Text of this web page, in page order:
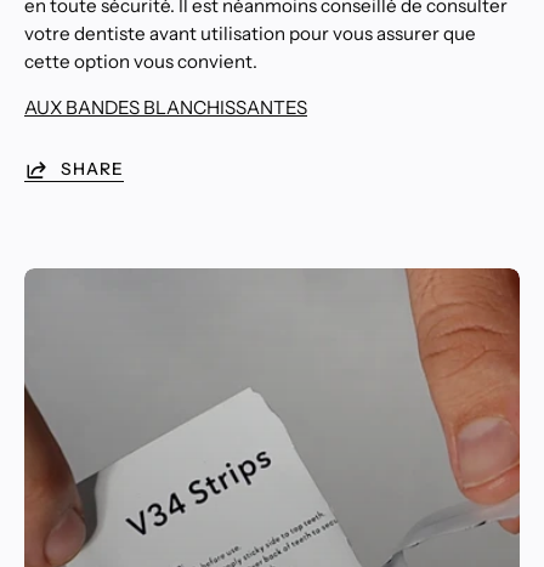
en toute sécurité. Il est néanmoins conseillé de consulter
votre dentiste avant utilisation pour vous assurer que
cette option vous convient.
AUX BANDES BLANCHISSANTES
SHARE